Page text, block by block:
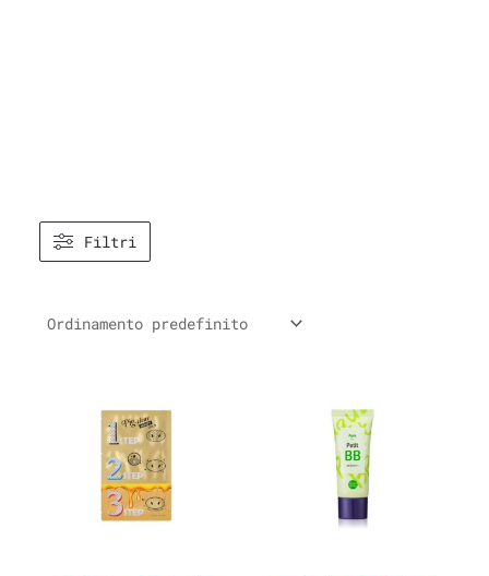
Filtri